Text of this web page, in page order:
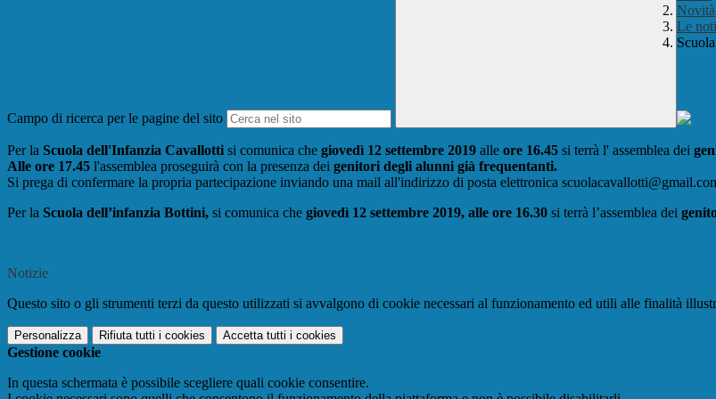
Campo di ricerca per le pagine del sito
Novità
Le
Per la Scuola dell'Infanzia Cavallotti si comunica che giovedì 12 settembre 2019 alle ore 16.45 si terrà l' assemblea dei
Alle ore 17.45 l'assemblea proseguirà con la presenza dei genitori degli alunni già frequentanti.
Si prega di confermare la propria partecipazione inviando una mail all'indirizzo di posta elettronica
Per la Scuola dell’infanzia Bottini, si comunica che giovedì 12 settembre 2019, alle ore 16.30 si terrà l’assemblea dei
Notizie
Questo sito o gli strumenti terzi da questo utilizzati si avvalgono di cookie necessari al funzionamento ed utili alle finalità
Personalizza Rifiuta tutti i cookies Accetta tutti i cookies
Gestione cookie
In questa schermata è possibile scegliere quali cookie consentire.